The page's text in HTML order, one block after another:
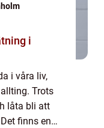
i
i våra liv,
Trots
låta bli att
finns en